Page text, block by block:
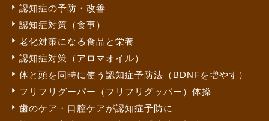
認知症の予防・改善
認知症対策（食事）
老化対策になる食品と栄養
認知症対策（アロマオイル）
体と頭を同時に使う認知症予防法（BDNFを増やす）
フリフリグーパー（フリフリグッパー）体操
歯のケア・口腔ケアが認知症予防に